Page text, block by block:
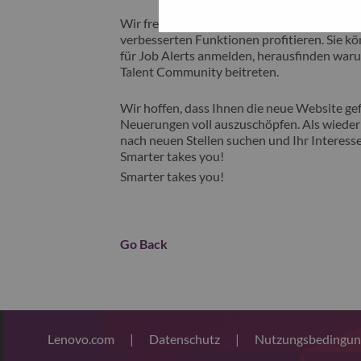
Wir freuen uns, Ihnen unsere neue
verbesserten Funktionen profitieren. Sie
für Job Alerts anmelden, herausfinden
Talent Community beitreten.
Wir hoffen, dass Ihnen die neue Website
Neuerungen voll auszuschöpfen. Als
nach neuen Stellen suchen und Ihr
Smarter takes you!
Smarter takes you!
Go Back
Lenovo.com | Datenschutz |